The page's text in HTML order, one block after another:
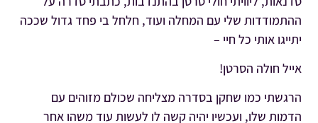
ההתמודדות שלי עם המחלה ועוד, חלחל בי פחד גדול שככה
יתייגו אותי כל חיי –
אייל חולה הסרטן!
הרגשתי כמו שחקן בסדרה מצליחה שכולם מזוהים עם
הדמות שלו, ועכשיו יהיה קשה לו לעשות עוד משהו אחר